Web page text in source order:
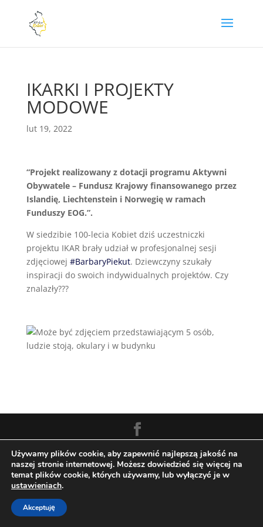
IKARKI I PROJEKTY
MODOWE
lut 19, 2022
“Projekt realizowany z dotacji programu Aktywni
Obywatele – Fundusz Krajowy finansowanego przez
Islandię, Liechtenstein i Norwegię w ramach
Funduszy EOG.”.
W siedzibie 100-lecia Kobiet dziś uczestniczki
projektu IKAR brały udział w profesjonalnej sesji
zdjęciowej #BarbaryPiekut. Dziewczyny szukały
inspiracji do swoich indywidualnych projektów. Czy
znalazły???
Zaprojektowane przez Techio.pl
Używamy plików cookie, aby zapewnić najlepszą jakość na
naszej stronie internetowej. Możesz dowiedzieć się więcej na
temat plików cookie, których używamy, lub wyłączyć je w
ustawieniach.
Akceptuję